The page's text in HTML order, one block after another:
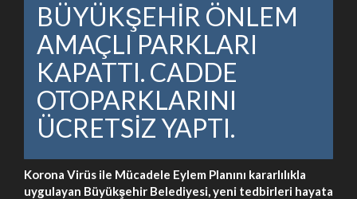
BÜYÜKŞEHİR ÖNLEM
AMAÇLI PARKLARI
KAPATTI. CADDE
OTOPARKLARINI
ÜCRETSİZ YAPTI.
Korona Virüs ile Mücadele Eylem Planını kararlılıkla
uygulayan Büyükşehir Belediyesi, yeni tedbirleri hayata